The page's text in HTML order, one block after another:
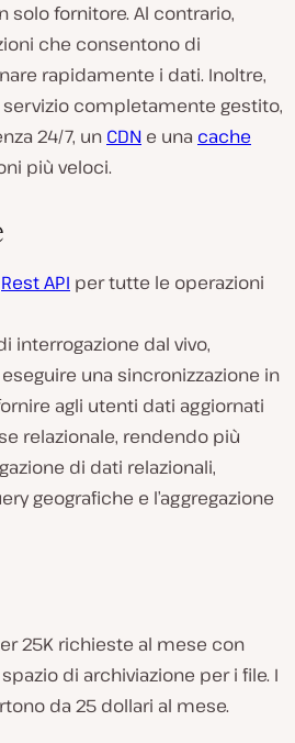
solo fornitore. Al contrario,
che consentono di
rapidamente i dati. Inoltre,
completamente gestito,
24/7, un CDN e una cache
più veloci.
Rest API per tutte le operazioni
interrogazione dal vivo,
una sincronizzazione in
agli utenti dati aggiornati
relazionale, rendendo più
di dati relazionali,
geografiche e l’aggregazione
25K richieste al mese con
di archiviazione per i file. I
da 25 dollari al mese.